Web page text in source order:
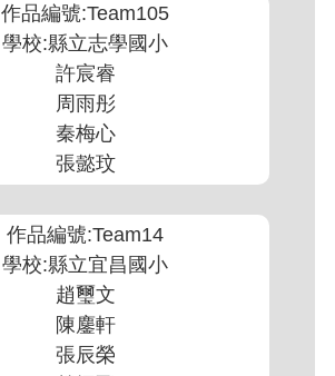
作品編號:Team105
學校:縣立志學國小
許宸睿
周雨彤
秦梅心
張懿玟
作品編號:Team14
學校:縣立宜昌國小
趙璽文
陳鏖軒
張辰榮